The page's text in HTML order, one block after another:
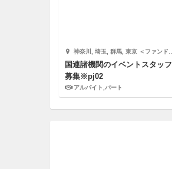
神奈川, 埼玉, 群馬, 東京 ＜ファンドレイジング部門＞株式会社YELLFUNDING
国連諸機関のイベントスタッフ
募集※pj02
アルバイト,パート